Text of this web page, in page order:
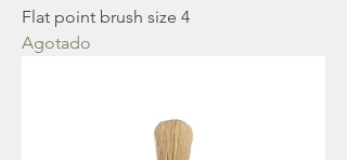
Flat point brush size 4
Agotado